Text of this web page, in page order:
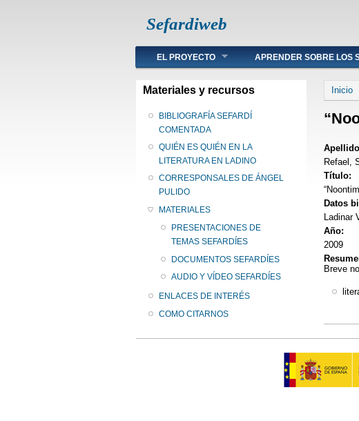
Sefardiweb
Main menu
EL PROYECTO APRENDER SOBRE LOS
Materiales y recursos
BIBLIOGRAFÍA SEFARDÍ
COMENTADA
QUIÉN ES QUIÉN EN LA
LITERATURA EN LADINO
CORRESPONSALES DE ÁNGEL
PULIDO
MATERIALES
PRESENTACIONES DE
TEMAS SEFARDÍES
DOCUMENTOS SEFARDÍES
AUDIO Y VÍDEO SEFARDÍES
ENLACES DE INTERÉS
COMO CITARNOS
Se
Inicio
Refael,
Título:
Datos
Ladinar
Año:
2009
Breve